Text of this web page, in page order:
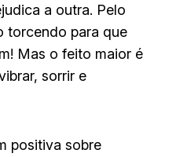
a outra. Pelo
torcendo para que
Mas o feito maior é
sorrir e
positiva sobre